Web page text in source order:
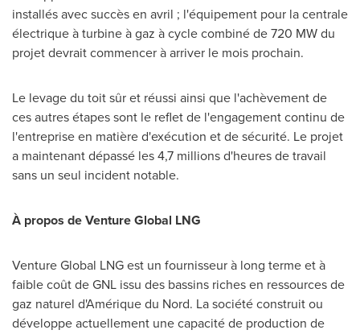
installés avec succès en avril ; l'équipement pour la centrale
électrique à turbine à gaz à cycle combiné de 720 MW du
projet devrait commencer à arriver le mois prochain.
Le levage du toit sûr et réussi ainsi que l'achèvement de
ces autres étapes sont le reflet de l'engagement continu de
l'entreprise en matière d'exécution et de sécurité. Le projet
a maintenant dépassé les 4,7 millions d'heures de travail
sans un seul incident notable.
À propos de Venture Global LNG
Venture Global LNG est un fournisseur à long terme et à
faible coût de GNL issu des bassins riches en ressources de
gaz naturel d'Amérique du Nord. La société construit ou
développe actuellement une capacité de production de